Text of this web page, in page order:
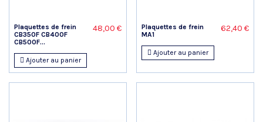
Plaquettes de frein
CB350F CB400F
CB500F...
48,00 €
Ajouter au panier
Plaquettes de frein
MA1
62,40 €
Ajouter au panier